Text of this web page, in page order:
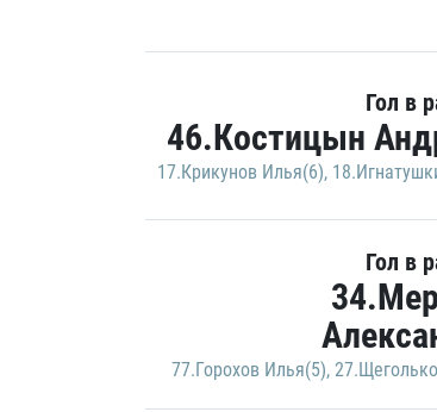
Гол в
46.Костицын
17.Крикунов Илья(6),
Гол в
77.Горохов Илья(5),